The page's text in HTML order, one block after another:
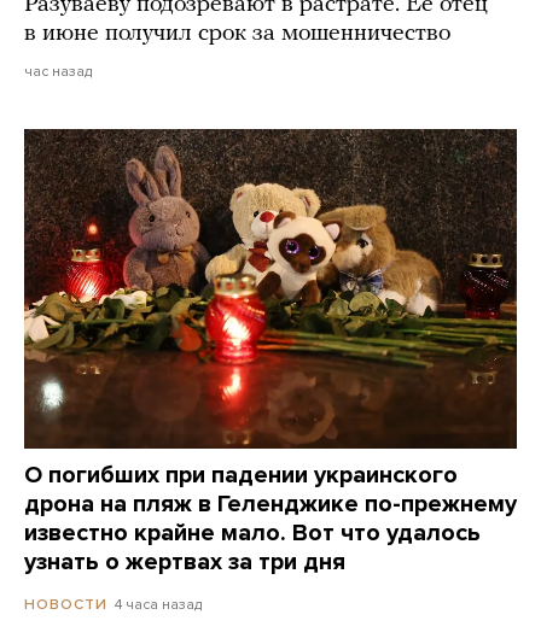
Разуваеву подозревают в растрате. Ее отец
в июне получил срок за мошенничество
час назад
О погибших при падении украинского
дрона на пляж в Геленджике по-прежнему
известно крайне мало. Вот что удалось
узнать о жертвах за три дня
НОВОСТИ 4 часа назад